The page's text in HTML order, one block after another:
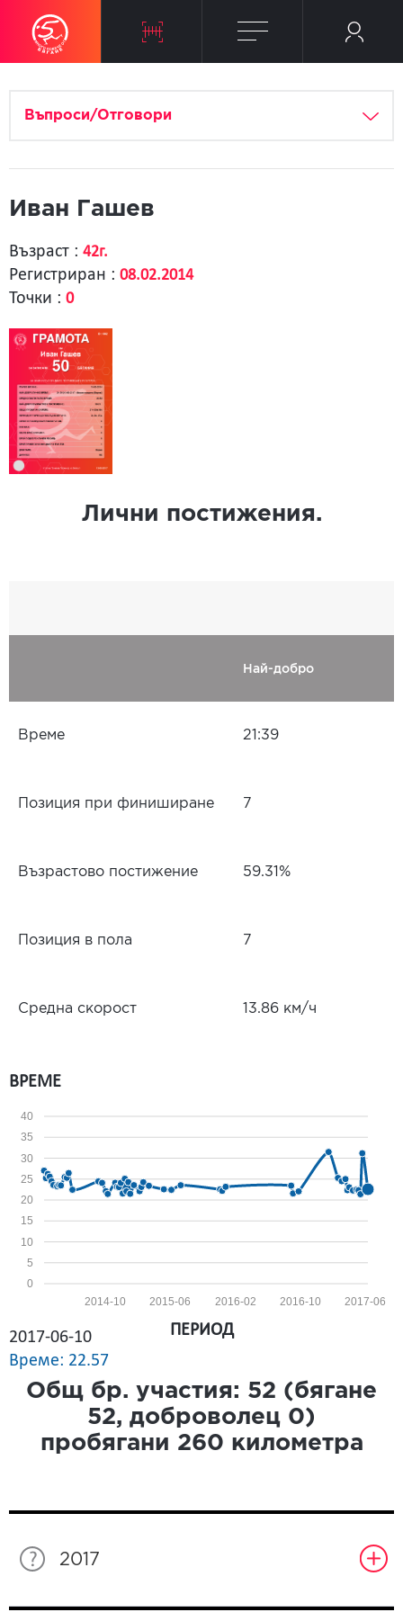
Въпроси/Отговори
Иван Гашев
Възраст : 42г.
Регистриран : 08.02.2014
Точки : 0
Лични постижения.
Най-добро
Време 21:39
Позиция при финиширане 7
Възрастово постижение 59.31%
Позиция в пола 7
Средна скорост 13.86 км/ч
ВРЕМЕ
0
5
10
15
20
25
30
35
40
2017-06
2016-10
2016-02
2015-06
2014-10
2017-06-10
Време: 22.57
ПЕРИОД
Общ бр. участия: 52 (бягане
52, доброволец 0)
пробягани 260 километра
2017